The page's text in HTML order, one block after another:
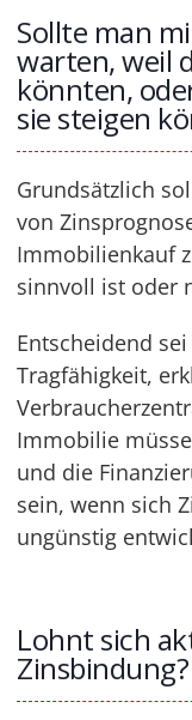
Sollte man
warten, weil
könnten,
sie steigen
Grundsätzlich
von
Immobilienkauf
sinnvoll ist oder
Entscheidend
Tragfähigkeit,
Immobilie
und die
sein, wenn sich
ungünstig
Lohnt sich
Zinsbindung?